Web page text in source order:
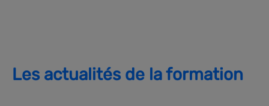
Les actualités de la formation